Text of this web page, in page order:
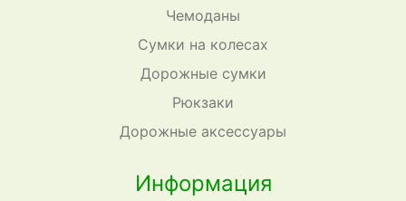
Чемоданы
Сумки на колесах
Дорожные сумки
Рюкзаки
Дорожные аксессуары
Информация